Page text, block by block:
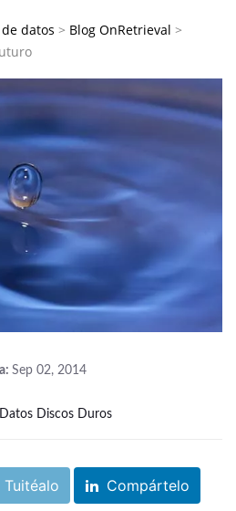
datos > Blog OnRetrieval >
Sep 02, 2014
Discos Duros
Tuitéalo Compártelo